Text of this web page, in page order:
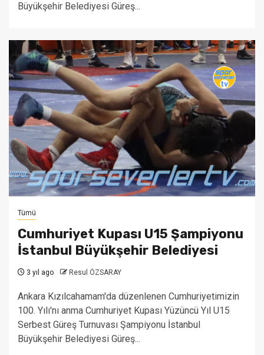
Büyükşehir Belediyesi Güreş...
Tümü
Cumhuriyet Kupası U15 Şampiyonu
İstanbul Büyükşehir Belediyesi
3 yıl ago Resul ÖZSARAY
Ankara Kızılcahamam'da düzenlenen Cumhuriyetimizin
100. Yılı'nı anma Cumhuriyet Kupası Yüzüncü Yıl U15
Serbest Güreş Turnuvası Şampiyonu İstanbul
Büyükşehir Belediyesi Güreş...